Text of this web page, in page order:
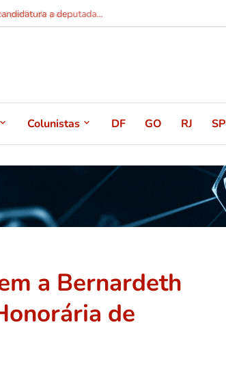
perfis de pais...
Colunistas DF GO RJ SP
a Bernardeth
de